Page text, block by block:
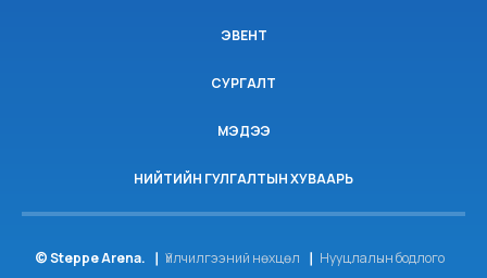
ЭВЕНТ
СУРГАЛТ
МЭДЭЭ
НИЙТИЙН ГУЛГАЛТЫН ХУВААРЬ
© Steppe Arena. Үйлчилгээний нөхцөл Нууцлалын бодлого